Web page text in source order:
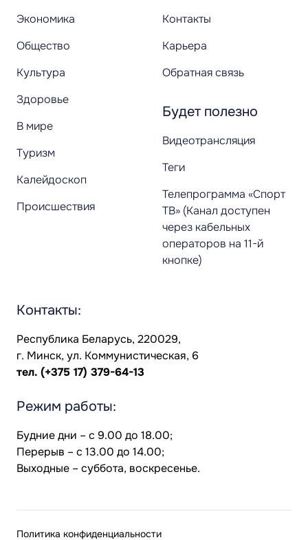
Экономика
Общество
Культура
Здоровье
В мире
Туризм
Калейдоскоп
Происшествия
Контакты
Карьера
Обратная связь
Будет полезно
Видеотрансляция
Теги
Телепрограмма «Спорт
ТВ» (Канал доступен
через кабельных
операторов на 11-й
кнопке)
Контакты:
Республика Беларусь, 220029,
г. Минск, ул. Коммунистическая, 6
тел. (+375 17) 379-64-13
Режим работы:
Будние дни – с 9.00 до 18.00;
Перерыв – с 13.00 до 14.00;
Выходные – суббота, воскресенье.
Политика конфиденциальности